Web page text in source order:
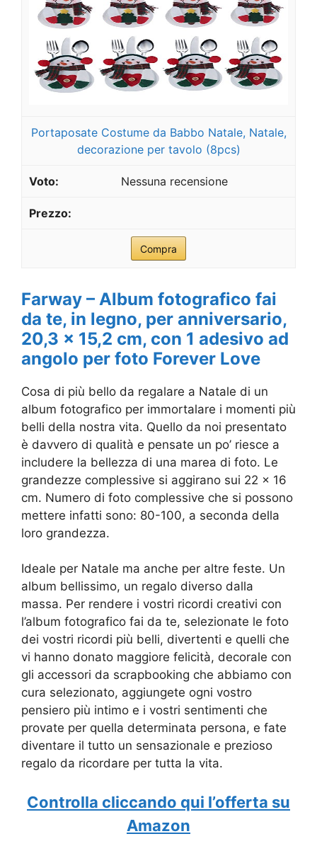
Portaposate Costume da Babbo Natale, Natale,
decorazione per tavolo (8pcs)
Nessuna recensione
Compra
Farway – Album fotografico fai
da te, in legno, per anniversario,
20,3 x 15,2 cm, con 1 adesivo ad
angolo per foto Forever Love
Cosa di più bello da regalare a Natale di un
album fotografico per immortalare i momenti più
belli della nostra vita. Quello da noi presentato
è davvero di qualità e pensate un po’ riesce a
includere la bellezza di una marea di foto. Le
grandezze complessive si aggirano sui 22 x 16
cm. Numero di foto complessive che si possono
mettere infatti sono: 80-100, a seconda della
loro grandezza.
Ideale per Natale ma anche per altre feste. Un
album bellissimo, un regalo diverso dalla
massa. Per rendere i vostri ricordi creativi con
l’album fotografico fai da te, selezionate le foto
dei vostri ricordi più belli, divertenti e quelli che
vi hanno donato maggiore felicità, decorale con
gli accessori da scrapbooking che abbiamo con
cura selezionato, aggiungete ogni vostro
pensiero più intimo e i vostri sentimenti che
provate per quella determinata persona, e fate
diventare il tutto un sensazionale e prezioso
regalo da ricordare per tutta la vita.
Controlla cliccando qui l’offerta su
Amazon